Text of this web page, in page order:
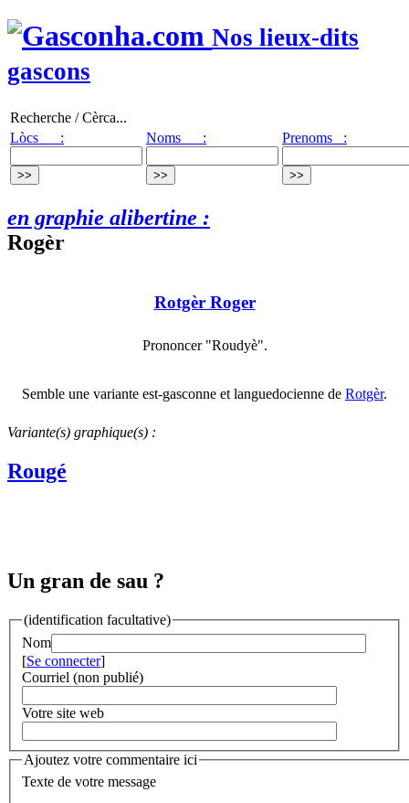
Nos lieux-dits
gascons
Recherche / Cèrca...
Lòcs :
Noms : Prenoms :
en graphie alibertine :
Rogèr
Rotgèr Roger
Prononcer "Roudyè".
Semble une variante est-gasconne et languedocienne de Rotgèr.
Variante(s) graphique(s) :
Rougé
Un gran de sau ?
(identification facultative)
Nom
[Se connecter]
Courriel (non publié)
Votre site web
Ajoutez votre commentaire ici
Texte de votre message